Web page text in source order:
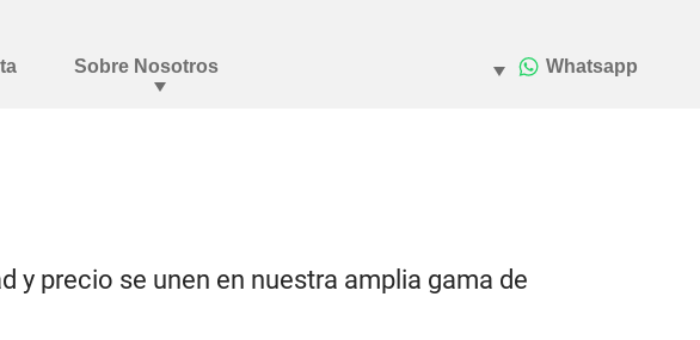
y precio se unen en nuestra amplia gama de